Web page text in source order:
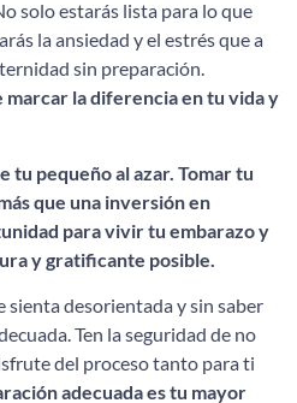
solo estarás lista para lo que
la ansiedad y el estrés que a
sin preparación.
marcar la diferencia en tu vida y
tu pequeño al azar. Tomar tu
que una inversión en
para vivir tu embarazo y
y gratificante posible.
sienta desorientada y sin saber
Ten la seguridad de no
del proceso tanto para ti
adecuada es tu mayor